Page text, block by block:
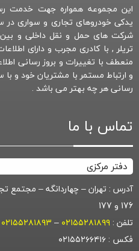
این مجموعه همواره جهت خدمت
یدکی خودروهای تجاری و سواری
شرکت های حمل و نقل داخلی و بین
تریلر , با کادری مجرب و دارای
منعطف با تغییرات و بروز رسانی
و ارتباط مستمر با مشتریان خود
رسانی هر چه بهتر می باشد .
تماس با ما
دفتر مرکزی
آدرس : تهران – چهاردانگه – مجتمع
176 و 177
تلفن : ۰۲۱۵۵۲۸۱۸۹۹ – ۰۲۱۵۵۲۸۱۸۹۳
فکس : ۰۲۱۵۵۲۶۶۴۱۶